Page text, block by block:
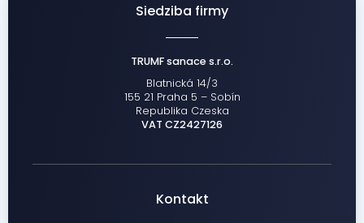
Siedziba firmy
TRUMF sanace s.r.o.
Blatnická 14/3
155 21 Praha 5 – Sobín
Republika Czeska
VAT CZ2427126
Kontakt